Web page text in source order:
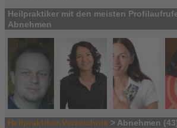
Heilpraktiker mit den meisten
Abnehmen
Heilpraktiker-Verzeichnis > Abnehmen